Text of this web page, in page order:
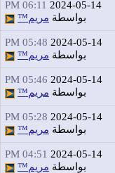
2024-05-14
06:11 PM
بواسطة مريم™
2024-05-14
05:48 PM
بواسطة مريم™
2024-05-14
05:46 PM
بواسطة مريم™
2024-05-14
05:28 PM
بواسطة مريم™
2024-05-14
04:51 PM
بواسطة مريم™